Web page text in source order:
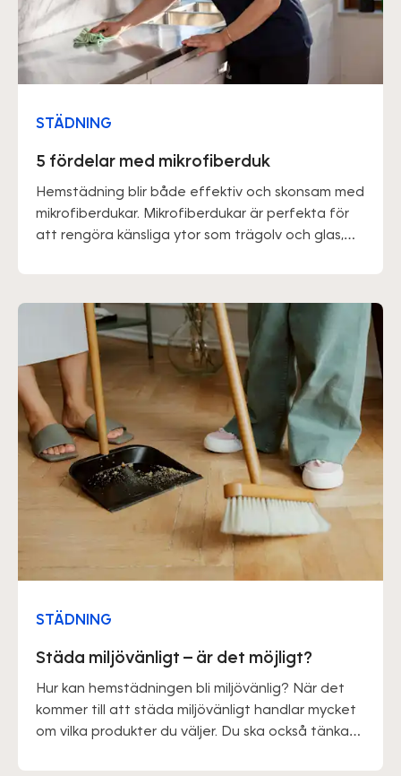
STÄDNING
5 fördelar med mikrofiberduk
Hemstädning blir både effektiv och skonsam med
mikrofiberdukar. Mikrofiberdukar är perfekta för
att rengöra känsliga ytor som trägolv och glas,
att använda handskar eller smörja in händerna
efter användning.
STÄDNING
Städa miljövänligt – är det möjligt?
Hur kan hemstädningen bli miljövänlig? När det
kommer till att städa miljövänligt handlar mycket
om vilka produkter du väljer. Du ska också tänka